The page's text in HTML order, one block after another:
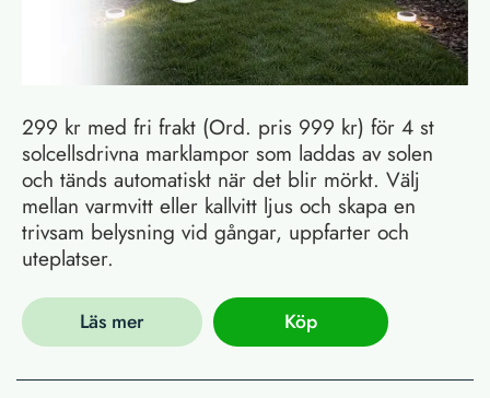
299 kr med fri frakt (Ord. pris 999 kr) för 4 st
solcellsdrivna marklampor som laddas av solen
och tänds automatiskt när det blir mörkt. Välj
mellan varmvitt eller kallvitt ljus och skapa en
trivsam belysning vid gångar, uppfarter och
uteplatser.
Läs mer Köp